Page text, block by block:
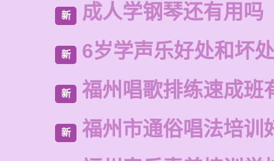
新 成人学钢琴还有用吗
新 6岁学声乐好处和坏处
新 福州唱歌排练速成班
新
福州市通俗唱法培训